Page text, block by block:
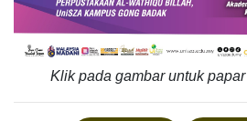
Klik pada gambar untuk